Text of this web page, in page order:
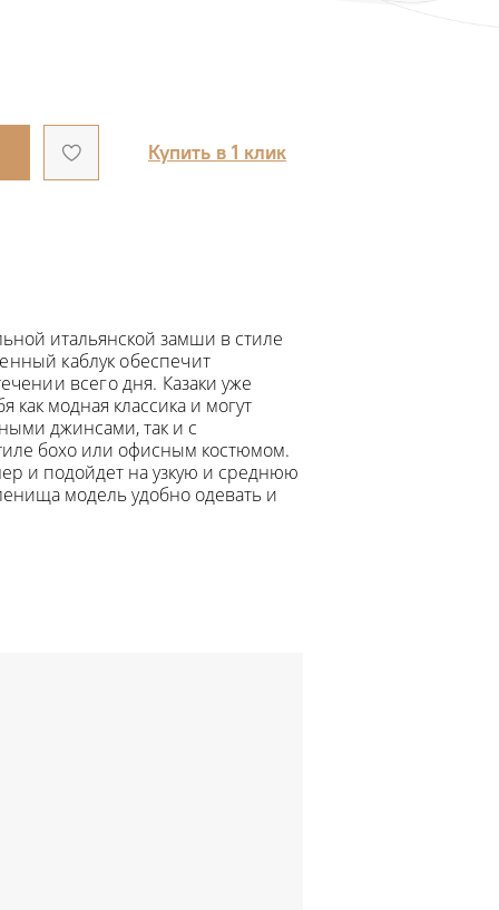
Купить в 1 клик
итальянской замши в стиле
каблук обеспечит
всего дня. Казаки уже
как модная классика и могут
джинсами, так и с
бохо или офисным костюмом.
и подойдет на узкую и среднюю
модель удобно одевать и